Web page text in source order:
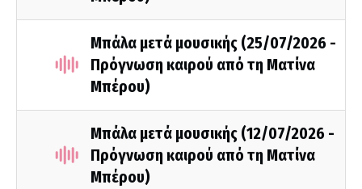
Μπάλα μετά μουσικής (25/07/2026 -
Πρόγνωση καιρού από τη Ματίνα
Μπέρου)
Μπάλα μετά μουσικής (12/07/2026 -
Πρόγνωση καιρού από τη Ματίνα
Μπέρου)